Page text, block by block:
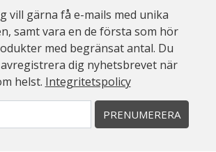
vill gärna få e-mails med unika
samt vara en de första som hör
med begränsat antal. Du
dig nyhetsbrevet när
helst. Integritetspolicy
PRENUMERERA